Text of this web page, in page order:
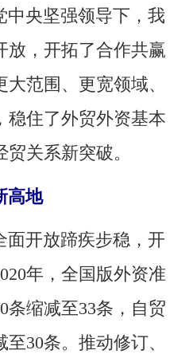
中央坚强领导下，我
放，开拓了合作共赢
范围、更宽领域、
稳住了外贸外资基本
关系新突破。
高地
面开放蹄疾步稳，开
年，全国版外资准
条缩减至33条，自贸
30条。推动修订、